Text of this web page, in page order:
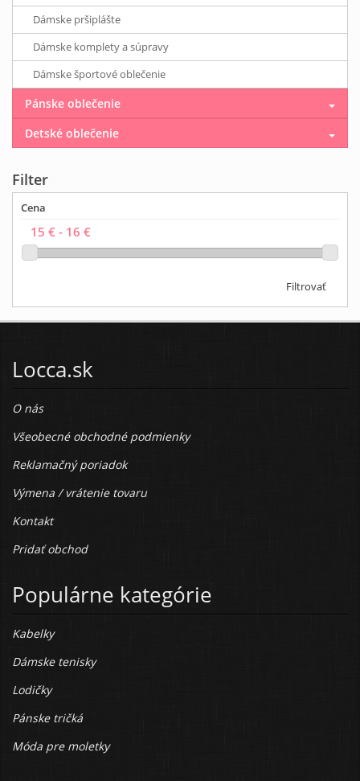
Dámske pršiplášte
Dámske komplety a súpravy
Dámske športové oblečenie
Pánske oblečenie
Detské oblečenie
Filter
Cena
Filtrovať
Locca.sk
O nás
Všeobecné obchodné podmienky
Reklamačný poriadok
Výmena / vrátenie tovaru
Kontakt
Pridať obchod
Populárne kategórie
Kabelky
Dámske tenisky
Lodičky
Pánske tričká
Móda pre moletky